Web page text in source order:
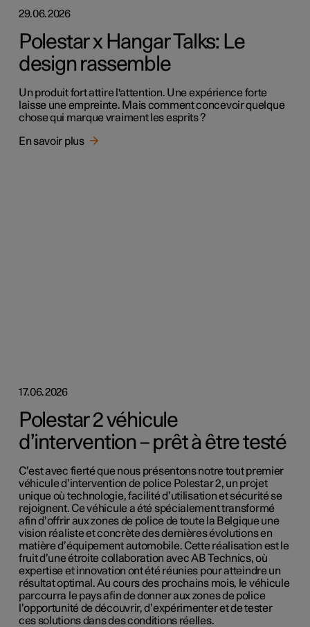
29.06.2026
Polestar x Hangar Talks: Le
design rassemble
Un produit fort attire l'attention. Une expérience forte
laisse une empreinte. Mais comment concevoir quelque
chose qui marque vraiment les esprits ?
En savoir plus
17.06.2026
Polestar 2 véhicule
d’intervention – prêt à être testé
C’est avec fierté que nous présentons notre tout premier
véhicule d’intervention de police Polestar 2, un projet
unique où technologie, facilité d’utilisation et sécurité se
rejoignent. Ce véhicule a été spécialement transformé
afin d’offrir aux zones de police de toute la Belgique une
vision réaliste et concrète des dernières évolutions en
matière d’équipement automobile. Cette réalisation est le
fruit d’une étroite collaboration avec AB Technics, où
expertise et innovation ont été réunies pour atteindre un
résultat optimal. Au cours des prochains mois, le véhicule
parcourra le pays afin de donner aux zones de police
l’opportunité de découvrir, d’expérimenter et de tester
ces solutions dans des conditions réelles.